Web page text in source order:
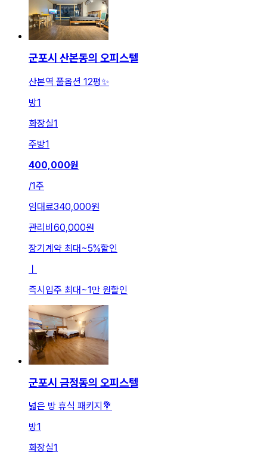
군포시 산본동의 오피스텔
산본역 풀옵션 12평✨️
방1
화장실1
주방1
400,000원
/1주
임대료340,000원
관리비 60,000원
장기계약 최대~5%할인
ㅣ
즉시입주 최대~1만 원할인
군포시 금정동의 오피스텔
넓은 방 휴식 패키지💐
방1
화장실1